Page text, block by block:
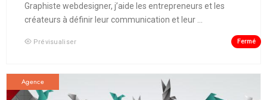
Graphiste webdesigner, j’aide les entrepreneurs et les
créateurs à définir leur communication et leur ...
Prévisualiser Fermé
Agence